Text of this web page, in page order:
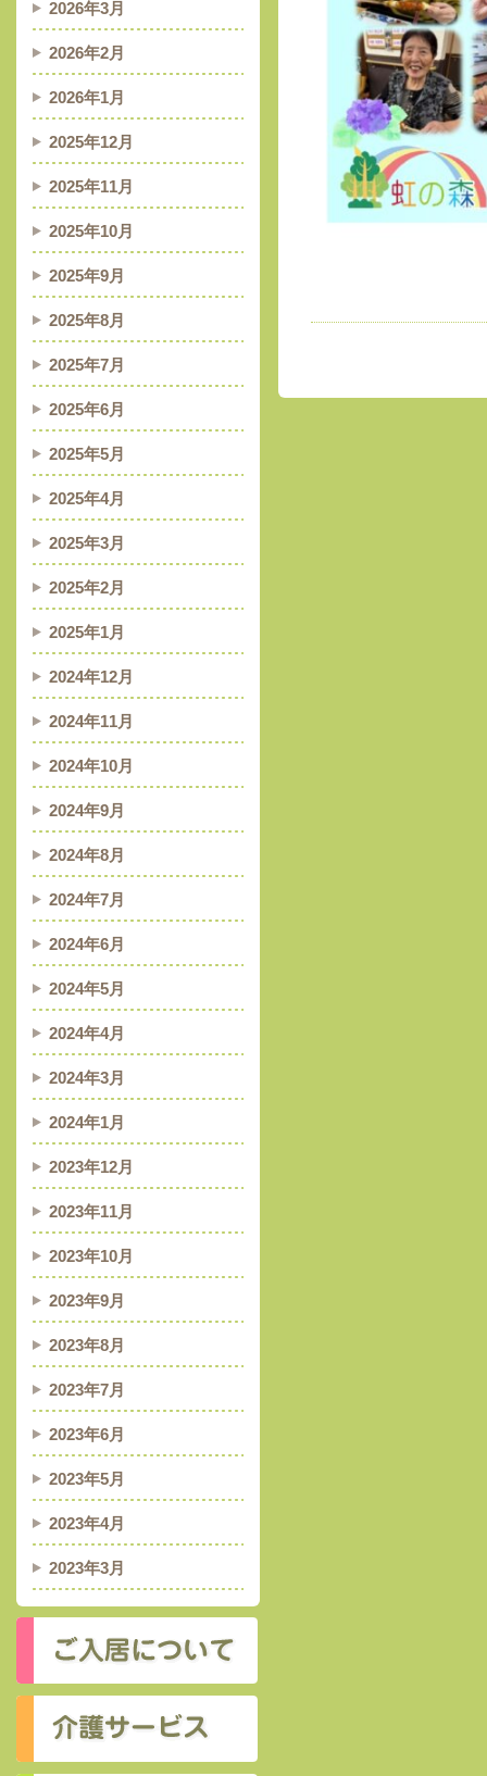
2026年3月
2026年2月
2026年1月
2025年12月
2025年11月
2025年10月
2025年9月
2025年8月
2025年7月
2025年6月
2025年5月
2025年4月
2025年3月
2025年2月
2025年1月
2024年12月
2024年11月
2024年10月
2024年9月
2024年8月
2024年7月
2024年6月
2024年5月
2024年4月
2024年3月
2024年1月
2023年12月
2023年11月
2023年10月
2023年9月
2023年8月
2023年7月
2023年6月
2023年5月
2023年4月
2023年3月